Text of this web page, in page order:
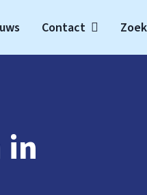
Contact
in